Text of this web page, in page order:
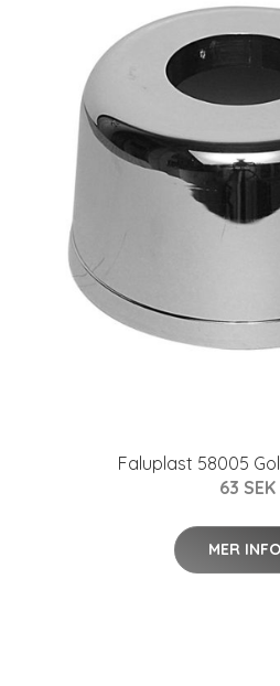
Faluplast 58005
63 SEK
MER